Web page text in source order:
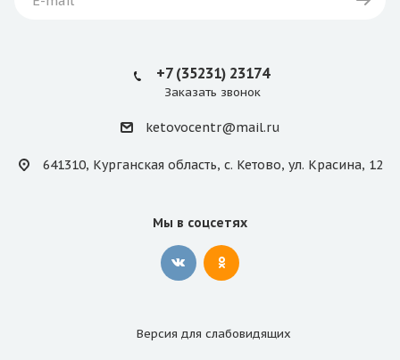
+7 (35231) 23174
Заказать звонок
ketovocentr@mail.ru
641310, Курганская область, с. Кетово, ул. Красина, 12
Мы в соцсетях
Версия для слабовидящих